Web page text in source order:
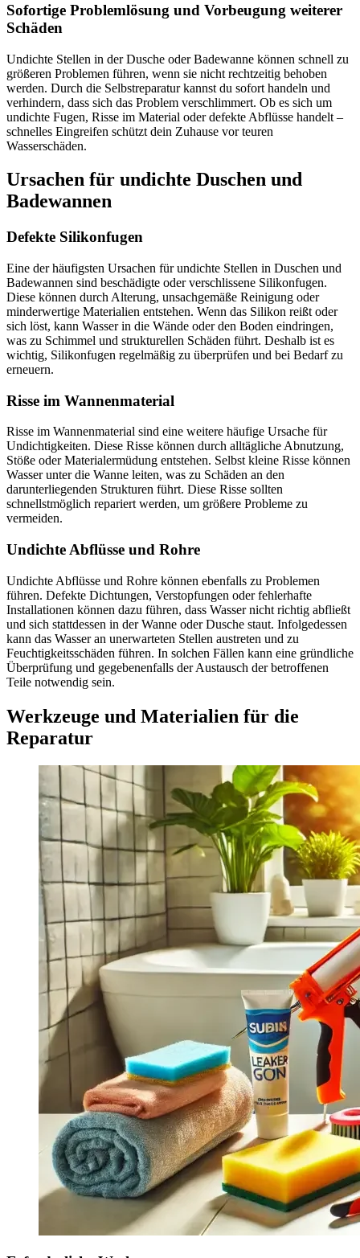
Sofortige Problemlösung und Vorbeugung weiterer
Schäden
Undichte Stellen in der Dusche oder Badewanne können schnell zu
größeren Problemen führen, wenn sie nicht rechtzeitig behoben
werden. Durch die Selbstreparatur kannst du sofort handeln und
verhindern, dass sich das Problem verschlimmert. Ob es sich um
undichte Fugen, Risse im Material oder defekte Abflüsse handelt –
schnelles Eingreifen schützt dein Zuhause vor teuren
Wasserschäden.
Ursachen für undichte Duschen und
Badewannen
Defekte Silikonfugen
Eine der häufigsten Ursachen für undichte Stellen in Duschen und
Badewannen sind beschädigte oder verschlissene Silikonfugen.
Diese können durch Alterung, unsachgemäße Reinigung oder
minderwertige Materialien entstehen. Wenn das Silikon reißt oder
sich löst, kann Wasser in die Wände oder den Boden eindringen,
was zu Schimmel und strukturellen Schäden führt. Deshalb ist es
wichtig, Silikonfugen regelmäßig zu überprüfen und bei Bedarf zu
erneuern.
Risse im Wannenmaterial
Risse im Wannenmaterial sind eine weitere häufige Ursache für
Undichtigkeiten. Diese Risse können durch alltägliche Abnutzung,
Stöße oder Materialermüdung entstehen. Selbst kleine Risse können
Wasser unter die Wanne leiten, was zu Schäden an den
darunterliegenden Strukturen führt. Diese Risse sollten
schnellstmöglich repariert werden, um größere Probleme zu
vermeiden.
Undichte Abflüsse und Rohre
Undichte Abflüsse und Rohre können ebenfalls zu Problemen
führen. Defekte Dichtungen, Verstopfungen oder fehlerhafte
Installationen können dazu führen, dass Wasser nicht richtig abfließt
und sich stattdessen in der Wanne oder Dusche staut. Infolgedessen
kann das Wasser an unerwarteten Stellen austreten und zu
Feuchtigkeitsschäden führen. In solchen Fällen kann eine gründliche
Überprüfung und gegebenenfalls der Austausch der betroffenen
Teile notwendig sein.
Werkzeuge und Materialien für die
Reparatur